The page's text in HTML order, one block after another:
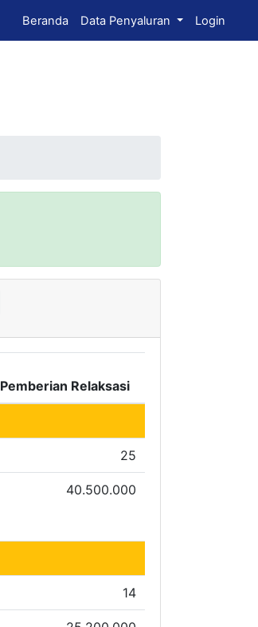
Beranda Data Penyaluran Login
Pemberian Relaksasi
25
40.500.000
14